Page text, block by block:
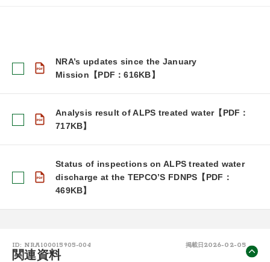
NRA’s updates since the January
Mission【PDF：616KB】
Analysis result of ALPS treated water【PDF：
717KB】
Status of inspections on ALPS treated water
discharge at the TEPCO’S FDNPS​【PDF：
469KB】
ID: NRA100015905-004 掲載日 2026-02-05
関連資料